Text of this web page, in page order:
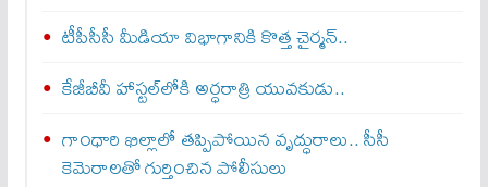
టీపీసీసీ మీడియా విభాగానికి కొత్త చైర్మన్..
కేజీబీవీ హాస్టల్‌లోకి అర్ధరాత్రి యువకుడు..
గాంధారి ఖిల్లాలో తప్పిపోయిన వృద్ధురాలు.. సీసీ
కెమెరాలతో గుర్తించిన పోలీసులు